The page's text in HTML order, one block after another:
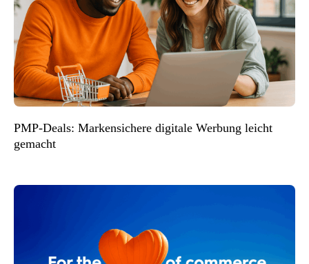
PMP-Deals: Markensichere digitale Werbung leicht
gemacht